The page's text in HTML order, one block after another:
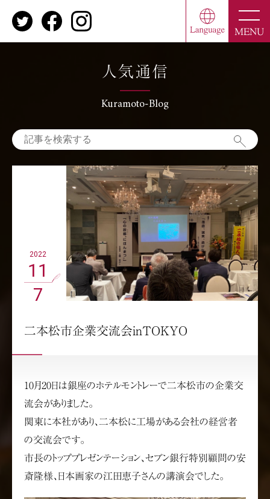
MENU
人気通信
Kuramoto-Blog
2022
11
7
二本松市企業交流会inTOKYO
10月20日は銀座のホテルモントレーで二本松市の企業交
流会がありました。
関東に本社があり、二本松に工場がある会社の経営者
の交流会です。
市長のトッププレゼンテーション、セブン銀行特別顧問の安
斎隆様、日本画家の江田恵子さんの講演会でした。